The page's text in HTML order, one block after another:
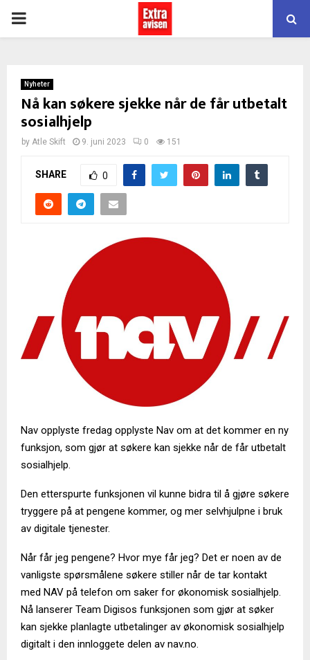
PRIMARY
Nyheter
Nå kan søkere sjekke når de får utbetalt
sosialhjelp
by Atle Skift 9. juni 2023 0 151
SHARE 0
Nav opplyste fredag opplyste Nav om at det kommer en ny
funksjon, som gjør at søkere kan sjekke når de får utbetalt
sosialhjelp.
Den etterspurte funksjonen vil kunne bidra til å gjøre søkere
tryggere på at pengene kommer, og mer selvhjulpne i bruk
av digitale tjenester.
Når får jeg pengene? Hvor mye får jeg? Det er noen av de
vanligste spørsmålene søkere stiller når de tar kontakt
med NAV på telefon om saker for økonomisk sosialhjelp.
Nå lanserer Team Digisos funksjonen som gjør at søker
kan sjekke planlagte utbetalinger av økonomisk sosialhjelp
digitalt i den innloggete delen av nav.no.